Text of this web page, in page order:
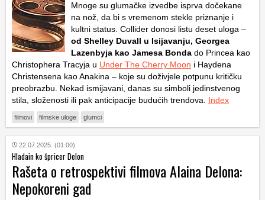
Mnoge su glumačke izvedbe isprva dočekane
na nož, da bi s vremenom stekle priznanje i
kultni status. Collider donosi listu deset uloga –
od Shelley Duvall u Isijavanju, Georgea
Lazenbyja kao Jamesa Bonda do Princea kao
Christophera Tracyja u Under The Cherry Moon i Haydena
Christensena kao Anakina – koje su doživjele potpunu kritičku
preobrazbu. Nekad ismijavani, danas su simboli jedinstvenog
stila, složenosti ili pak anticipacije budućih trendova. Index
filmovi filmske uloge glumci
22.07.2025. (01:00)
Hladain ko špricer Delon
Rašeta o retrospektivi filmova Alaina Delona:
Nepokoreni gad